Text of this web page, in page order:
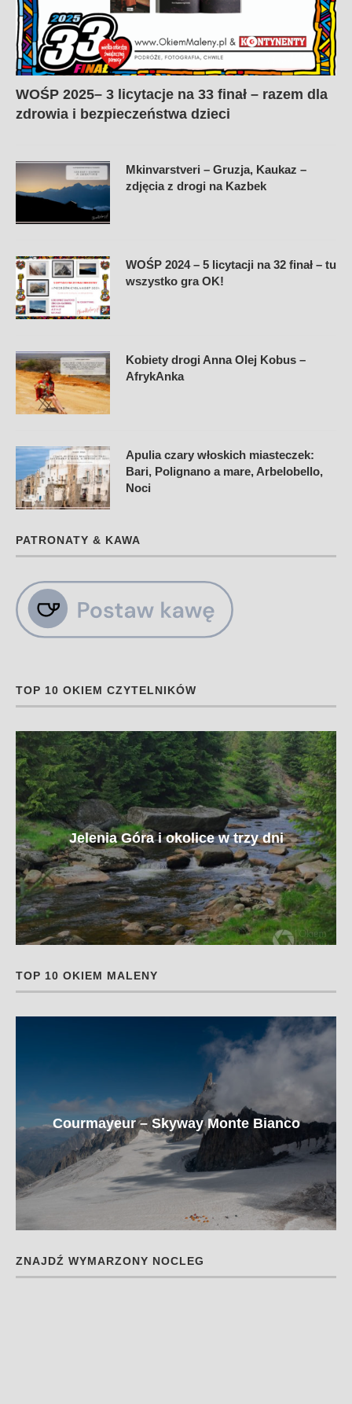
WOŚP 2025– 3 licytacje na 33 finał – razem dla
zdrowia i bezpieczeństwa dzieci
Mkinvarstveri – Gruzja, Kaukaz –
zdjęcia z drogi na Kazbek
WOŚP 2024 – 5 licytacji na 32 finał – tu
wszystko gra OK!
Kobiety drogi Anna Olej Kobus –
AfrykAnka
Apulia czary włoskich miasteczek:
Bari, Polignano a mare, Arbelobello,
Noci
PATRONATY & KAWA
TOP 10 OKIEM CZYTELNIKÓW
Jelenia Góra i okolice w trzy dni
TOP 10 OKIEM MALENY
Courmayeur – Skyway Monte Bianco
ZNAJDŹ WYMARZONY NOCLEG